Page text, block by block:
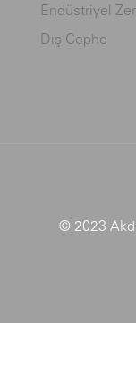
Endüstriyel
Dış Cephe
© 2023